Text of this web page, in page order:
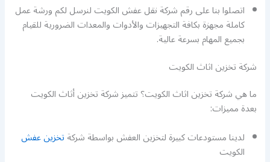
اتصلوا بنا على رقم شركة نقل عفش الكويت لنرسل لكم ورشة عمل
كاملة مجهزة بكافة التجهيزات والأدوات والمعدات الضرورية للقيام
بجميع المهام بسرعة عالية.
شركة تخزين اثاث الكويت
ما هي شركة تخزين اثاث الكويت؟ تتميز شركة تخزين أثاث الكويت
بعدة مميزات:
لدينا مستودعات كبيرة لتخزين العفش بواسطة شركةتخزين عفش
الكويت